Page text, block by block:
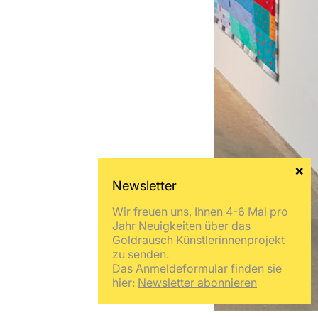
Wir freuen uns, Ihnen 4-6 Mal pro
Jahr Neuigkeiten über das
Goldrausch Künstlerinnenprojekt
zu senden.
Das Anmeldeformular finden sie
hier: Newsletter abonnieren